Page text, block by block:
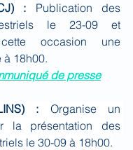
: Publication des
le 23-09 et
occasion une
à 18h00.
de presse
: Organise un
la présentation des
le 30-09 à 18h00.